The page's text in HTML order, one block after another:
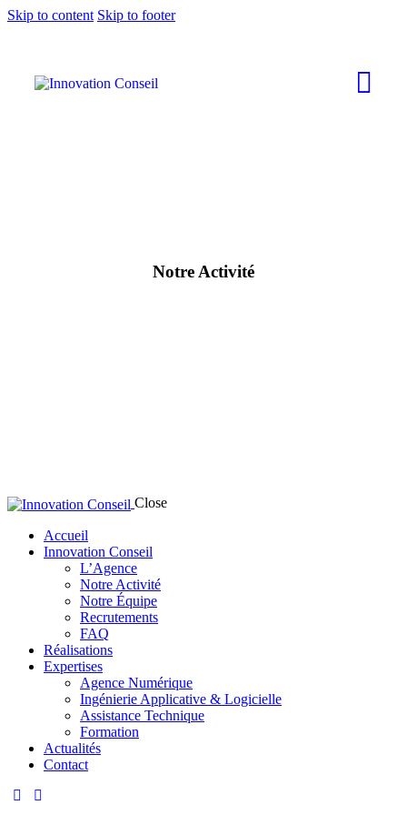
Skip to content Skip to footer
Notre Activité
Close
Accueil
Innovation Conseil
L’Agence
Notre Activité
Notre Équipe
Recrutements
FAQ
Réalisations
Expertises
Agence Numérique
Ingénierie Applicative & Logicielle
Assistance Technique
Formation
Actualités
Contact